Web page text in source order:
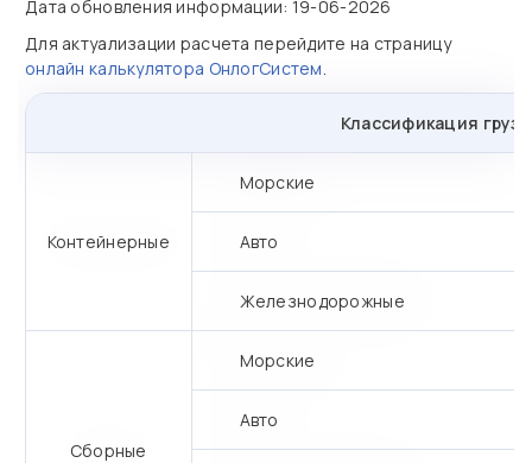
Дата обновления информации: 19-06-2026
Для актуализации расчета перейдите на страницу
онлайн калькулятора ОнлогСистем.
Классификация
Контейнерные
Морские
Авто
Железнодорожные
Сборные
Морские
Авто